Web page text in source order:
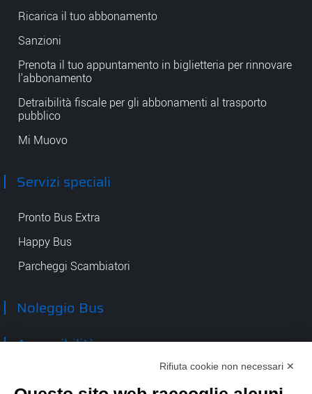
Ricarica il tuo abbonamento
Sanzioni
Prenota il tuo appuntamento in biglietteria per rinnovare
l'abbonamento
Detraibilità fiscale per gli abbonamenti al trasporto
pubblico
Mi Muovo
Servizi speciali
Pronto Bus Extra
Happy Bus
Parcheggi Scambiatori
Noleggio Bus
Accessibilità
Rifiuta cookie non necessari ✕